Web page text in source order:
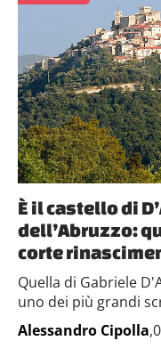
È il castello di
dell’Abruzzo:
corte
Quella di Gabriele
uno dei più grandi
Alessandro Cipolla